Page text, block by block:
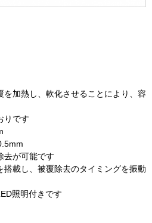
を加熱し、軟化させることにより、容
りです
去が可能です
搭載し、被覆除去のタイミングを振動
照明付きです